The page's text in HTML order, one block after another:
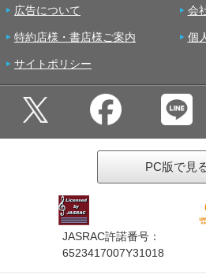
広告について 会
特約店様・書店様ご案内 個
サイトポリシー
PC版で見
JASRAC許諾番号：
6523417007Y31018